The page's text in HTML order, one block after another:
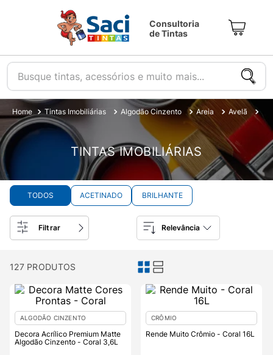
Consultoria
de Tintas
Busque tintas, acessórios e muito mais...
Tintas Imobiliárias Algodão Cinzento Areia Avelã
TINTAS IMOBILIÁRIAS
TODOS ACETINADO BRILHANTE
Filtrar Relevância
127PRODUTOS
ALGODÃO CINZENTO
Decora Acrílico Premium Matte
Algodão Cinzento - Coral 3,6L
CRÔMIO
Rende Muito Crômio - Coral 16L